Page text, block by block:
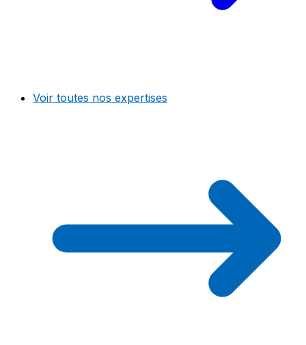
Voir toutes nos expertises